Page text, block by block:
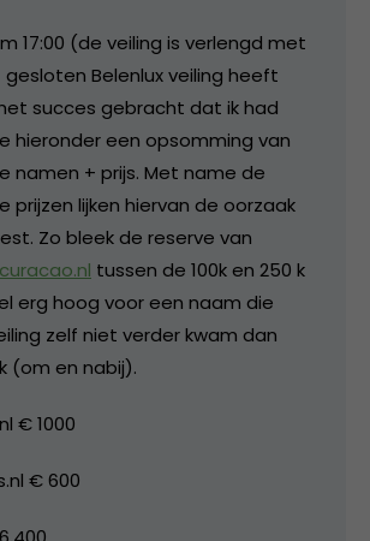
17:00 (de veiling is verlengd met
Belenlux veiling heeft
succes gebracht dat ik had
hieronder een opsomming van
namen + prijs. Met name de
prijzen lijken hiervan de oorzaak
Zo bleek de reserve van
tussen de 100k en 250 k
erg hoog voor een naam die
zelf niet verder kwam dan
(om en nabij).
€ 1000
€ 600